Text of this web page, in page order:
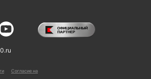
Согласие на